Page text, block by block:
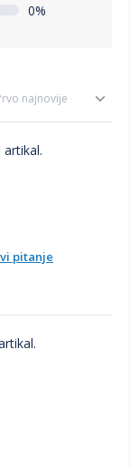
0%
artikal.
pitanje